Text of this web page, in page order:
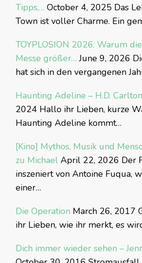
Tipps,… October 4, 2025 Das
Town ist voller Charme. Ein
TOYPLOSION 2026: Warum
Messe größer… June 9, 2026
hat sich in den vergangenen
Haunting Adeline – H.D. Carlton
2024 Hallo ihr Lieben, kurze
Haunting Adeline kommt…
[Kino] Mythos, Musik und
zu Michael April 22, 2026 Der
inszeniert von Antoine Fuqua,
einer…
Die Operation March 26, 2017
ihr Lieben, wie ihr merkt, es
Dich immer wieder sehen –